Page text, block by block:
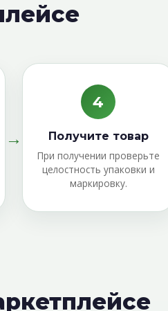
→
4
Получите товар
При получении проверьте
целостность упаковки и
маркировку.